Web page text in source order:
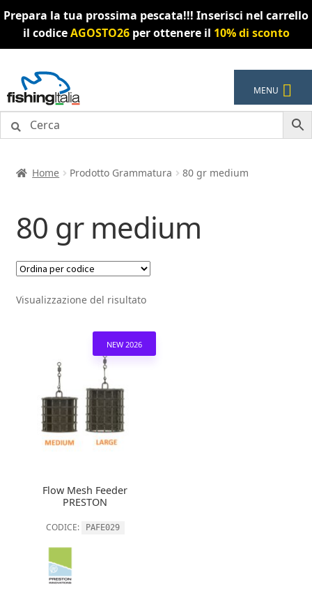
Prepara la tua prossima pescata!!! Inserisci nel carrello
il codiceAGOSTO26per ottenere il 10% di sconto
alla
navigazione
al
contenuto
MENU
Home Prodotto Grammatura 80 gr medium
80 gr medium
Visualizzazione del risultato
NEW 2026
Flow Mesh Feeder
PRESTON
CODICE: PAFE029